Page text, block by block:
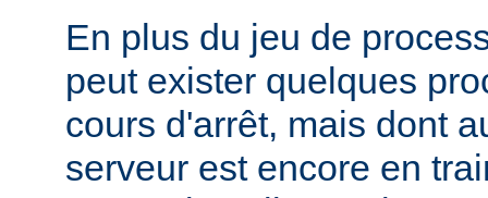
En plus du jeu de
peut exister quelques
cours d'arrêt, mais dont
serveur est encore en